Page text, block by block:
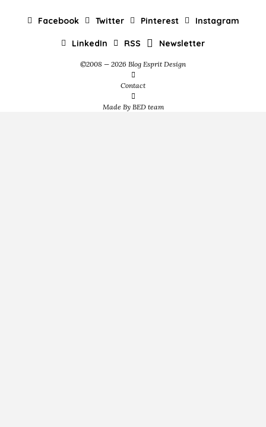
Facebook Twitter Pinterest Instagram
LinkedIn RSS Newsletter
©2008 — 2026 Blog Esprit Design
Contact
Made By BED team